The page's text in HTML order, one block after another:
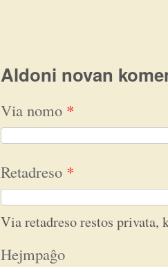
Aldoni novan
Via nomo *
Retadreso *
Via retadreso restos privata,
Hejmpaĝo